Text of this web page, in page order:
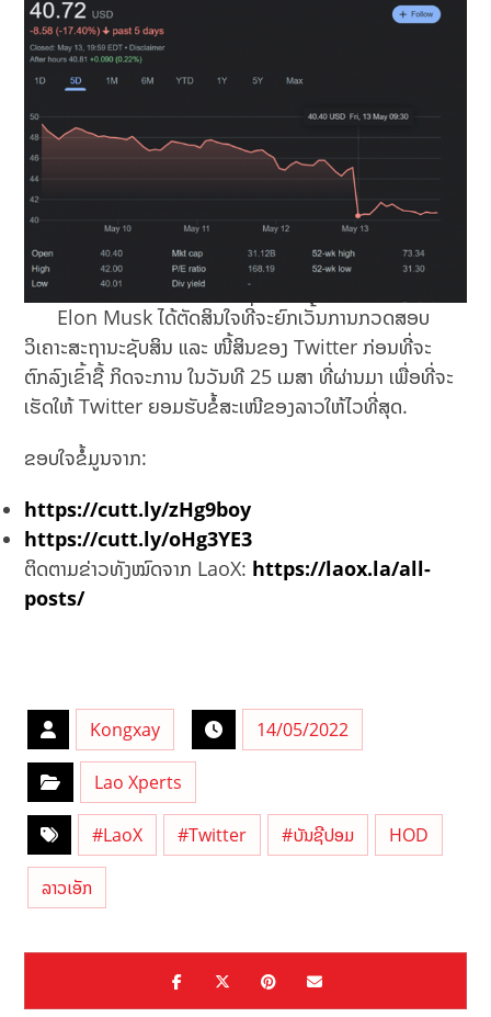
Elon Musk ໄດ້​ຕັດ​ສິນ​ໃຈ​ທີ່​ຈະ​ຍົກ​ເວັ້ນການກວດສອບ
ວິເຄາະສະຖານະຊັບສິນ ແລະ ໜີ້ສິນຂອງ Twitter ກ່ອນທີ່ຈະ
ຕົກລົງເຂົ້າຊື້ ກິດຈະການ ໃນ​ວັນ​ທີ 25 ເມ​ສາ ທີ່ຜ່ານມາ ​ເພື່ອທີ່ຈະ
ເຮັດໃຫ້ Twitter ຍອມຮັບຂໍ້ສະເໜີຂອງລາວໃຫ້ໄວທີ່ສຸດ.
ຂອບໃຈຂໍ້ມູນຈາກ:
https://cutt.ly/zHg9boy
https://cutt.ly/oHg3YE3
ຕິດຕາມຂ່າວທັງໝົດຈາກ LaoX: https://laox.la/all-
posts/
Kongxay 14/05/2022
Lao Xperts
#LaoX #Twitter #ບັນຊີປອມ HOD
ລາວເອັກ